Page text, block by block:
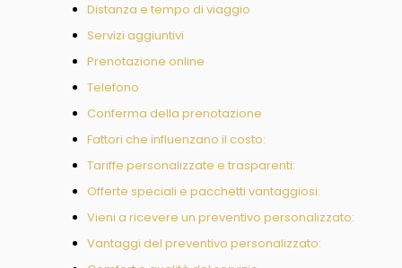
Distanza e tempo di viaggio
Servizi aggiuntivi
Prenotazione online
Telefono
Conferma della prenotazione
Fattori che influenzano il costo:
Tariffe personalizzate e trasparenti:
Offerte speciali e pacchetti vantaggiosi:
Vieni a ricevere un preventivo personalizzato:
Vantaggi del preventivo personalizzato: